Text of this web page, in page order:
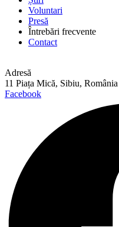
Voluntari
Presă
Întrebări frecvente
Contact
Adresă
11 Piața Mică, Sibiu, România
Facebook